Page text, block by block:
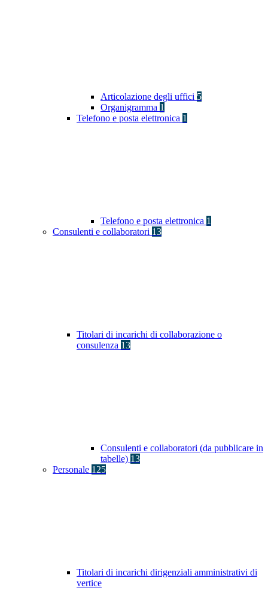
Articolazione degli uffici 5
Organigramma 1
Telefono e posta elettronica 1
Telefono e posta elettronica 1
Consulenti e collaboratori 13
Titolari di incarichi di collaborazione o
consulenza 13
Consulenti e collaboratori (da pubblicare in
tabelle) 13
Personale 125
Titolari di incarichi dirigenziali amministrativi di
vertice